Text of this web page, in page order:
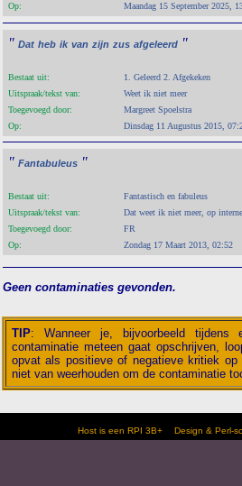
Op:
Maandag 15 September 2025,
" Dat heb ik van zijn zus afgeleerd "
Bestaat uit:
1. Geleerd 2. Afgekeken
Uitspraak/tekst van:
Weet ik niet meer
Toegevoegd door:
Margreet Spoelstra
Op:
Dinsdag 11 Augustus 2015,
" Fantabuleus "
Bestaat uit:
Fantastisch en fabuleus
Uitspraak/tekst van:
Dat weet ik niet meer, op
Toegevoegd door:
FR
Op:
Zondag 17 Maart 2013, 02:52
Geen contaminaties gevonden.
TIP: Wanneer je, bijvoorbeeld tijdens
contaminatie meteen gaat opschrijven,
opvat als positieve of negatieve kritiek
niet van weerhouden om de contaminatie
Host is een RPI 3B+ Design &